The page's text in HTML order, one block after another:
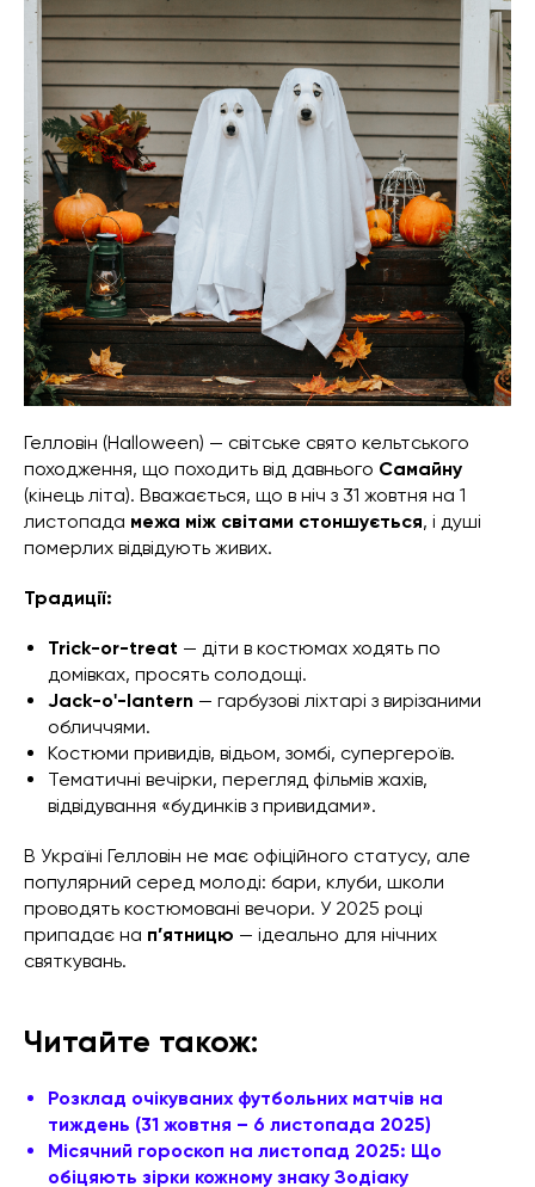
Гелловін (Halloween) — світське свято кельтського
походження, що походить від давнього Самайну
(кінець літа). Вважається, що в ніч з 31 жовтня на 1
листопада межа між світами стоншується, і душі
померлих відвідують живих.
Традиції:
Trick-or-treat — діти в костюмах ходять по
домівках, просять солодощі.
Jack-o'-lantern — гарбузові ліхтарі з вирізаними
обличчями.
Костюми привидів, відьом, зомбі, супергероїв.
Тематичні вечірки, перегляд фільмів жахів,
відвідування «будинків з привидами».
В Україні Гелловін не має офіційного статусу, але
популярний серед молоді: бари, клуби, школи
проводять костюмовані вечори. У 2025 році
припадає на п’ятницю — ідеально для нічних
святкувань.
Читайте також:
Розклад очікуваних футбольних матчів на
тиждень (31 жовтня – 6 листопада 2025)
Місячний гороскоп на листопад 2025: Що
обіцяють зірки кожному знаку Зодіаку